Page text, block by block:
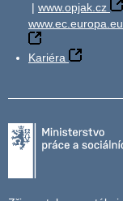
| www.opjak.cz
www.ec.europa.eu
Kariéra